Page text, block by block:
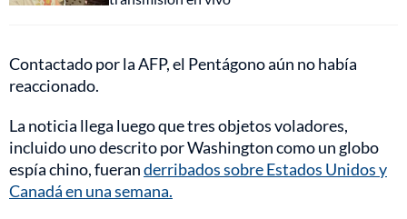
Contactado por la AFP, el Pentágono aún no había
reaccionado.
La noticia llega luego que tres objetos voladores,
incluido uno descrito por Washington como un globo
espía chino, fueranderribados sobre Estados Unidos y
Canadá en una semana.